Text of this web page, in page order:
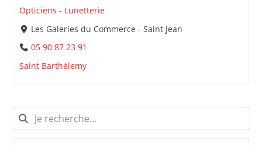
Opticiens - Lunetterie
Les Galeries du Commerce - Saint Jean
05 90 87 23 91
Saint Barthélemy